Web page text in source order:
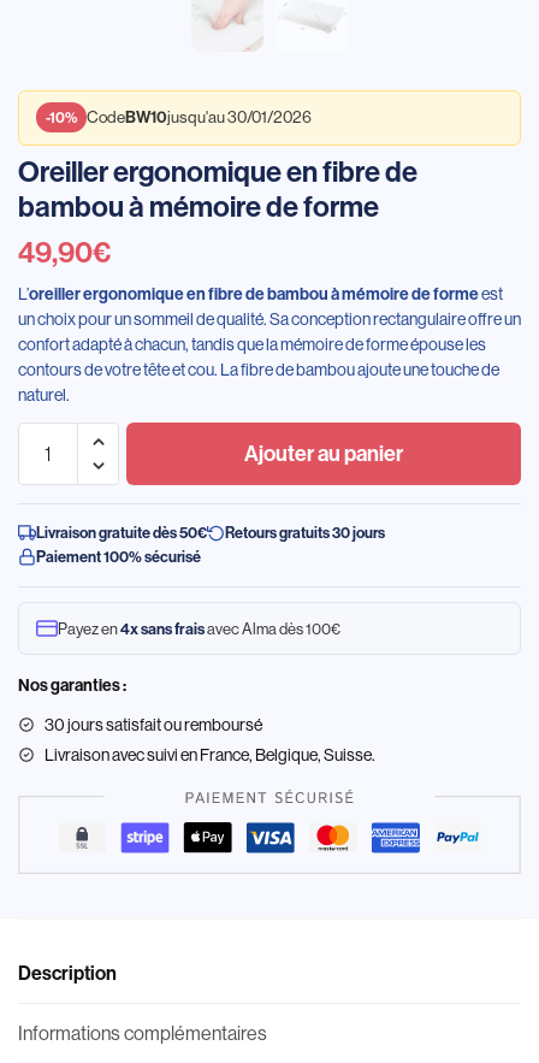
-10% CodeBW10jusqu'au 30/01/2026
Oreiller ergonomique en fibre de
bambou à mémoire de forme
49,90€
L’oreiller ergonomique en fibre de bambou à mémoire de formeest
un choix pour un sommeil de qualité. Sa conception rectangulaire offre un
confort adapté à chacun, tandis que la mémoire de forme épouse les
contours de votre tête et cou. La fibre de bambou ajoute une touche de
naturel.
Ajouter au panier
Livraison gratuite dès 50€
Retours gratuits 30 jours
Paiement 100% sécurisé
Payez en4x sans fraisavec Alma dès 100€
Nos garanties :
30 jours satisfait ou remboursé
Livraisonavec suivi en France, Belgique, Suisse.
Description
Informations complémentaires